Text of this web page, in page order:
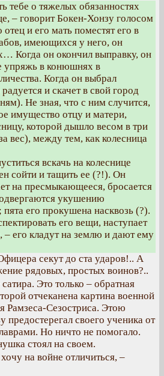
тебе о тяжелых обязанностях
– говорит Бокен-Хонзу голосом
и его мать поместят его в
имеющихся у него, он
Когда он окончил выправку, он
упряжь в конюшнях в
Когда он выбрал
и скачет в свой город
Не зная, что с ним случится,
имущество отцу и матери,
которой дышло весом в три
вес), между тем, как колесница
вскачь на колеснице
сойти и тащить ее (?!). Он
на пресмыкающееся, бросается
укушению
его прокушена насквозь (?).
его вещи, наступает
– его кладут на землю и дают ему
секут до ста ударов!.. А
рядовых, простых воинов?..
Это только – обратная
отчеканена картина военной
Рамзеса-Сезостриса. Этою
своего ученика от
Но ничто не помогало.
стоял на своем.
на войне отличиться, –